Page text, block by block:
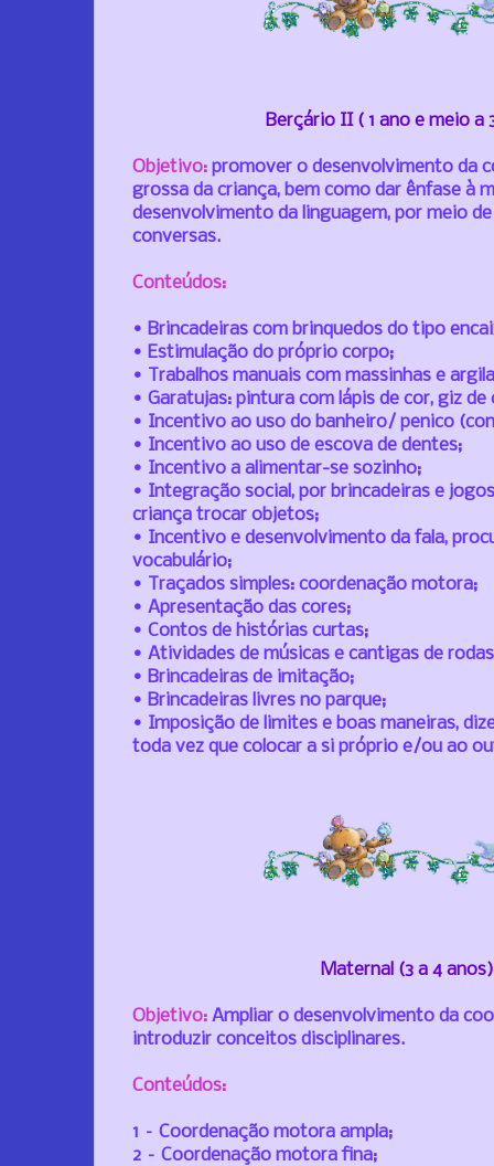
Berçário II ( 1 ano e meio a
Objetivo: promover o desenvolvimento da
grossa da criança, bem como dar ênfase à
desenvolvimento da linguagem, por meio
conversas.
Conteúdos:
• Brincadeiras com brinquedos do tipo
• Estimulação do próprio corpo;
• Trabalhos manuais com massinhas e
• Garatujas: pintura com lápis de cor, giz de
• Incentivo ao uso do banheiro/ penico
• Incentivo ao uso de escova de dentes;
• Incentivo a alimentar-se sozinho;
• Integração social, por brincadeiras e
criança trocar objetos;
• Incentivo e desenvolvimento da fala,
vocabulário;
• Traçados simples: coordenação motora;
• Apresentação das cores;
• Contos de histórias curtas;
• Atividades de músicas e cantigas de
• Brincadeiras de imitação;
• Brincadeiras livres no parque;
• Imposição de limites e boas maneiras,
toda vez que colocar a si próprio e/ou ao
Maternal (3 a 4 anos)
Objetivo: Ampliar o desenvolvimento da
introduzir conceitos disciplinares.
Conteúdos:
1 – Coordenação motora ampla;
2 – Coordenação motora fina;